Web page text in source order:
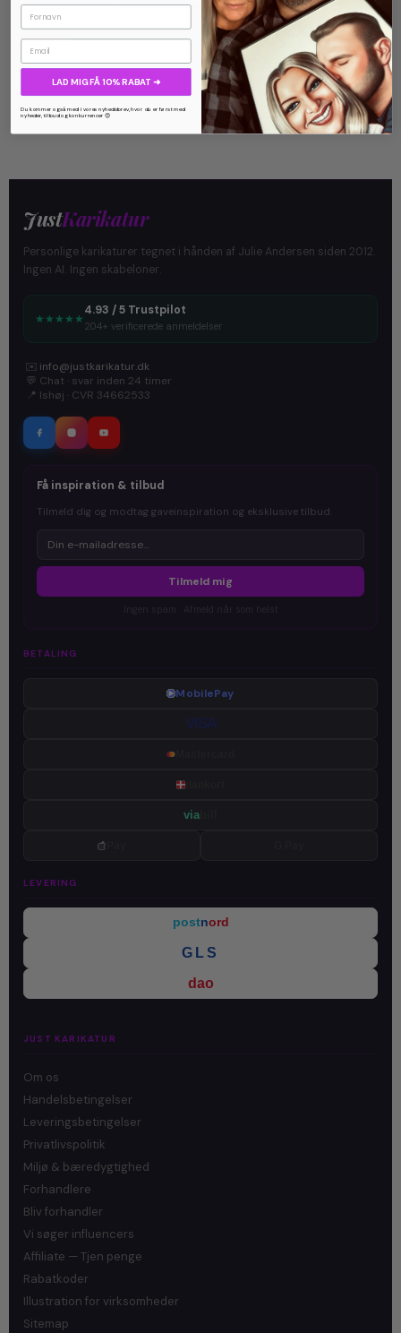
Ikke Mere Produkt
JustKarikatur
Personlige karikaturer tegnet i hånden af Julie Andersen siden 2012.
Ingen AI. Ingen skabeloner.
★ ★ ★ ★ ★
4.93 / 5 Trustpilot
204+ verificerede anmeldelser
✉️ info@justkarikatur.dk
💬 Chat · svar inden 24 timer
📍 Ishøj · CVR 34662533
Få inspiration & tilbud
Tilmeld dig og modtag gaveinspiration og eksklusive tilbud.
Tilmeld mig
JUST KARIKATUR
Om os
Handelsbetingelser
Leveringsbetingelser
Privatlivspolitik
Miljø & bæredygtighed
Forhandlere
Bliv forhandler
Vi søger influencers
Affiliate — Tjen penge
Rabatkoder
Illustration for virksomheder
Sitemap
BETALING
MobilePay
VISA
via
LEVERING
postnord
GLS
dao
LAD MIG FÅ 10% RABAT ➜
Du kommer også med i vores nyhedsbrev, hvor du er først med
nyheder, tilbud og konkurrencer 😍